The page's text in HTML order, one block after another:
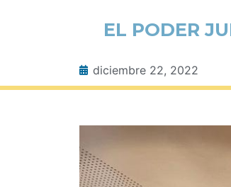
EL PODER
diciembre 22, 2022